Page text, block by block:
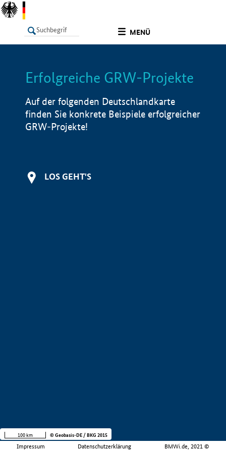
MENÜ
LISTE Info
Erfolgreiche GRW-Projekte
Auf der folgenden Deutschlandkarte
finden Sie konkrete Beispiele erfolgreicher
GRW-Projekte!
LOS GEHT'S
Impressum Datenschutzerklärung BMWi.de, 2021 ©
100 km © Geobasis-DE / BKG 2015